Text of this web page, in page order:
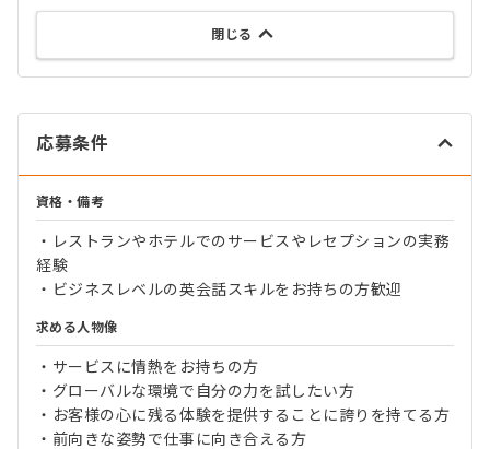
閉じる
応募条件
資格・備考
・レストランやホテルでのサービスやレセプションの実務
経験
・ビジネスレベルの英会話スキルをお持ちの方歓迎
求める人物像
・サービスに情熱をお持ちの方
・グローバルな環境で自分の力を試したい方
・お客様の心に残る体験を提供することに誇りを持てる方
・前向きな姿勢で仕事に向き合える方